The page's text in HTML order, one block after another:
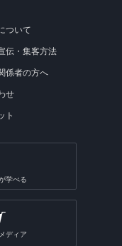
ついて
伝・集客方法
係者の方へ
せ
ト
学べる
ディア